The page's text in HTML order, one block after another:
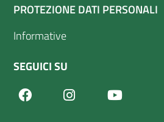
PROTEZIONE DATI PERSONALI
Informative
SEGUICI SU
FacebookInstagram